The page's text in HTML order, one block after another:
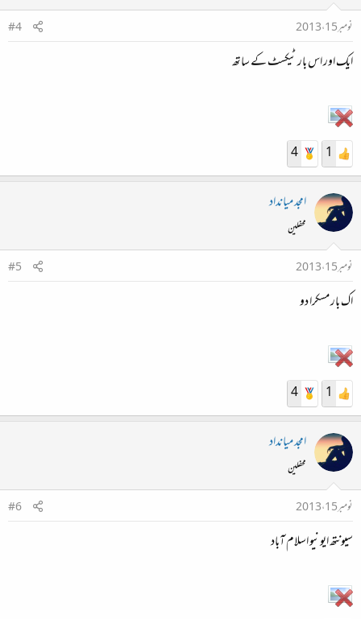
نومبر 15، 2013
#4
ایک اور اس بار ٹیکسٹ کے ساتھ
1
4
امجد میانداد
محفلین
نومبر 15، 2013
#5
اک بار مسکرا دو
1
4
امجد میانداد
محفلین
نومبر 15، 2013
#6
سیونتھ ایونیو اسلام آباد